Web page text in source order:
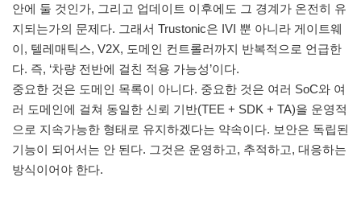
안에 둘 것인가, 그리고 업데이트 이후에도 그 경계가 온전히 유
지되는가의 문제다. 그래서 Trustonic은 IVI 뿐 아니라 게이트웨
이, 텔레매틱스, V2X, 도메인 컨트롤러까지 반복적으로 언급한
다. 즉, ‘차량 전반에 걸친 적용 가능성’이다.
중요한 것은 도메인 목록이 아니다. 중요한 것은 여러 SoC와 여
러 도메인에 걸쳐 동일한 신뢰 기반(TEE + SDK + TA)을 운영적
으로 지속가능한 형태로 유지하겠다는 약속이다. 보안은 독립된
기능이 되어서는 안 된다. 그것은 운영하고, 추적하고, 대응하는
방식이어야 한다.